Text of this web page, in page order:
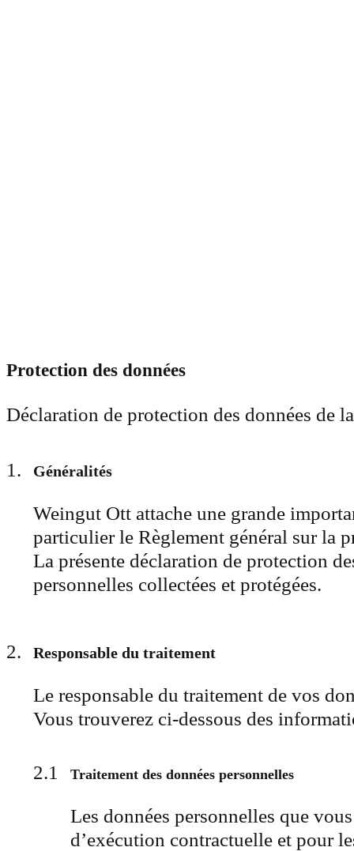
Protection des données
Déclaration de protection des données de
Généralités
Weingut Ott attache une grande
particulier le Règlement général sur la
La présente déclaration de protection
personnelles collectées et protégées.
Responsable du traitement
Le responsable du traitement de vos
Vous trouverez ci-dessous des
Traitement des données personnelles
Les données personnelles que
d’exécution contractuelle et pour